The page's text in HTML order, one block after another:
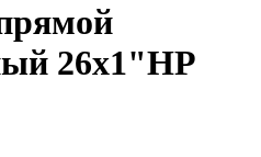
26х1"НР